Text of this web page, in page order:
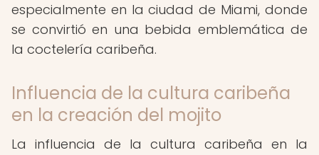
especialmente en la ciudad de Miami, donde
se convirtió en una bebida emblemática de
la coctelería caribeña.
Influencia de la cultura caribeña
en la creación del mojito
La influencia de la cultura caribeña en la